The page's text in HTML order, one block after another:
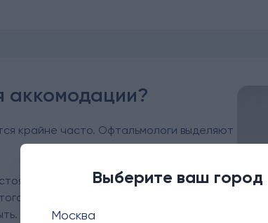
аккомодации?
крайне часто. Офтальмологи выделяют
при котором цилиарная мышца не
ребенок плохо видит вдаль, хотя
Истинный спазм аккомодации
Выберите ваш город
Москва